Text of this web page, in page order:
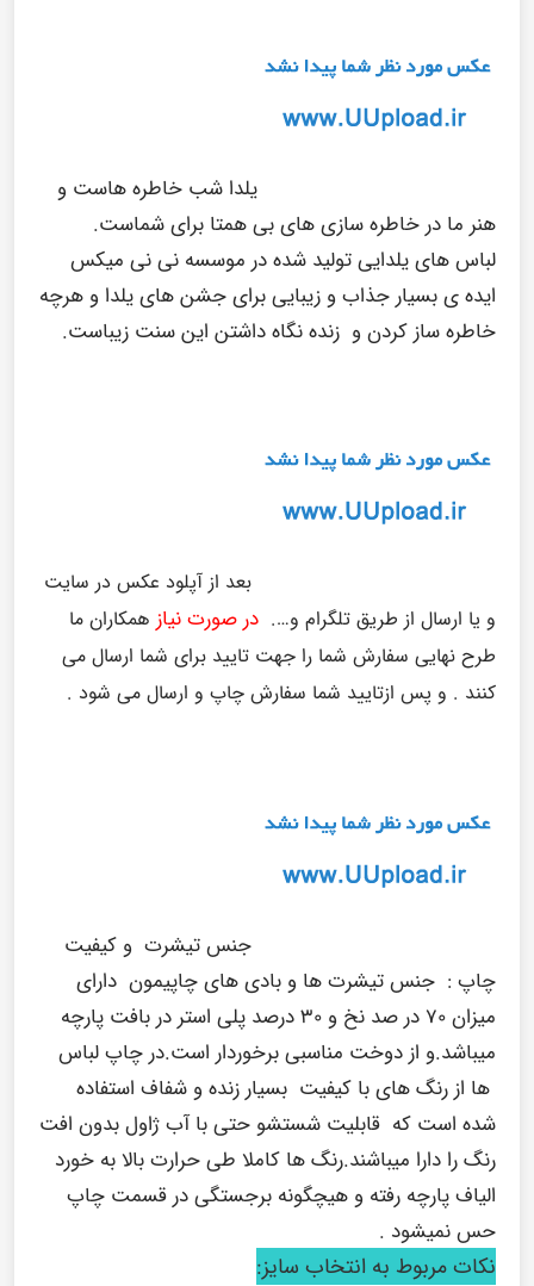
یلدا شب خاطره هاست و
هنر ما در خاطره سازی های بی همتا برای شماست.
لباس های یلدایی تولید شده در موسسه نی نی میکس
ایده ی بسیار جذاب و زیبایی برای جشن های یلدا و هرچه
خاطره ساز کردن و زنده نگاه داشتن این سنت زیباست.
بعد از آپلود عکس در سایت
و یا ارسال از طریق تلگرام و…. در صورت نیاز همکاران ما
طرح نهایی سفارش شما را جهت تایید برای شما ارسال می
کنند . و پس ازتایید شما سفارش چاپ و ارسال می شود .
جنس تیشرت و کیفیت
چاپ : جنس تیشرت ها و بادی های چاپیمون دارای
میزان 70 در صد نخ و 30 درصد پلی استر در بافت پارچه
میباشد.و از دوخت مناسبی برخوردار است.در چاپ لباس
ها از رنگ های با کیفیت بسیار زنده و شفاف استفاده
شده است که قابلیت شستشو حتی با آب ژاول بدون افت
رنگ را دارا میباشند.رنگ ها کاملا طی حرارت بالا به خورد
الیاف پارچه رفته و هیچگونه برجستگی در قسمت چاپ
حس نمیشود .
نکات مربوط به انتخاب سایز: